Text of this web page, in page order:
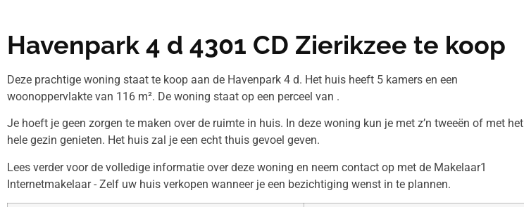
Havenpark 4 d 4301 CD Zierikzee te koop
Deze prachtige woning staat te koop aan de Havenpark 4 d. Het huis heeft 5 kamers en een
woonoppervlakte van 116 m². De woning staat op een perceel van .
Je hoeft je geen zorgen te maken over de ruimte in huis. In deze woning kun je met z’n tweeën of met het
hele gezin genieten. Het huis zal je een echt thuis gevoel geven.
Lees verder voor de volledige informatie over deze woning en neem contact op met de Makelaar1
Internetmakelaar - Zelf uw huis verkopen wanneer je een bezichtiging wenst in te plannen.